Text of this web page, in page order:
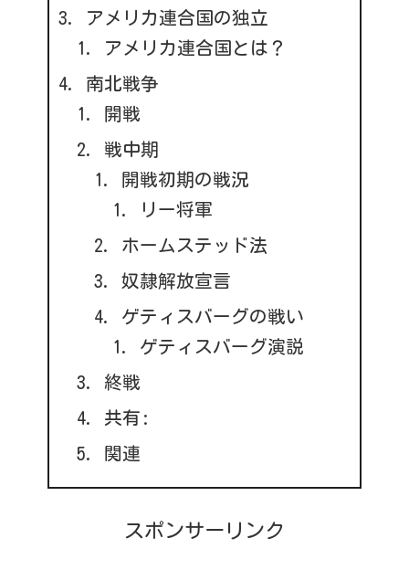
アメリカ連合国の独立
アメリカ連合国とは？
南北戦争
開戦
戦中期
開戦初期の戦況
リー将軍
ホームステッド法
奴隷解放宣言
ゲティスバーグの戦い
ゲティスバーグ演説
終戦
共有:
関連
スポンサーリンク